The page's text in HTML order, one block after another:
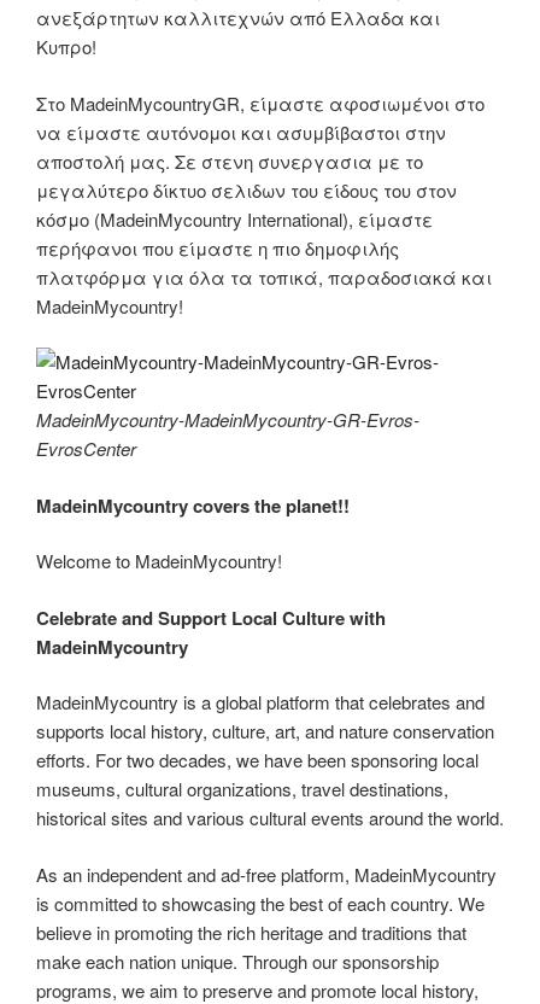
ανεξάρτητων καλλιτεχνών από Ελλαδα και
Κυπρο!
Στο MadeinMycountryGR, είμαστε αφοσιωμένοι στο
να είμαστε αυτόνομοι και ασυμβίβαστοι στην
αποστολή μας. Σε στενη συνεργασια με το
μεγαλύτερο δίκτυο σελιδων του είδους του στον
κόσμο (MadeinMycountry International), είμαστε
περήφανοι που είμαστε η πιο δημοφιλής
πλατφόρμα για όλα τα τοπικά, παραδοσιακά και
MadeinMycountry!
MadeinMycountry-MadeinMycountry-GR-Evros-
EvrosCenter
MadeinMycountry covers the planet!!
Welcome to MadeinMycountry!
Celebrate and Support Local Culture with
MadeinMycountry
MadeinMycountry is a global platform that celebrates and
supports local history, culture, art, and nature conservation
efforts. For two decades, we have been sponsoring local
museums, cultural organizations, travel destinations,
historical sites and various cultural events around the world.
As an independent and ad-free platform, MadeinMycountry
is committed to showcasing the best of each country. We
believe in promoting the rich heritage and traditions that
make each nation unique. Through our sponsorship
programs, we aim to preserve and promote local history,